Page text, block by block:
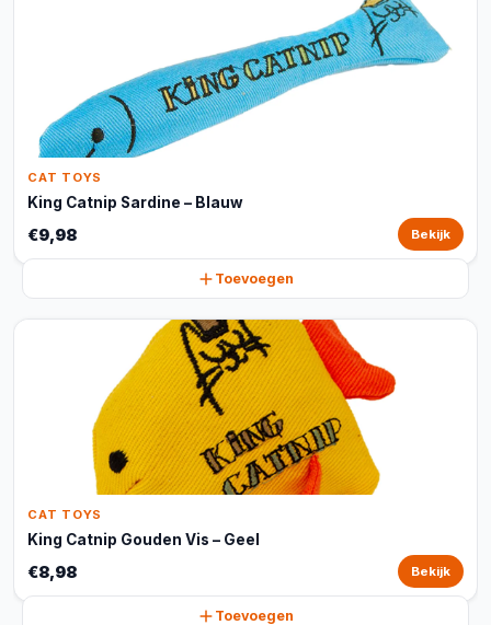
CAT TOYS
King Catnip Sardine – Blauw
€9,98 Bekijk
Toevoegen
CAT TOYS
King Catnip Gouden Vis – Geel
€8,98 Bekijk
Toevoegen